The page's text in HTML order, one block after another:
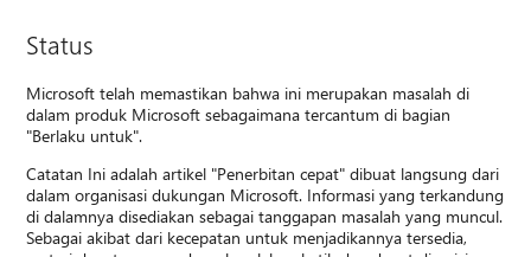
Status
Microsoft telah memastikan bahwa ini merupakan masalah di
dalam produk Microsoft sebagaimana tercantum di bagian
"Berlaku untuk".
Catatan Ini adalah artikel "Penerbitan cepat" dibuat langsung dari
dalam organisasi dukungan Microsoft. Informasi yang terkandung
di dalamnya disediakan sebagai tanggapan masalah yang muncul.
Sebagai akibat dari kecepatan untuk menjadikannya tersedia,